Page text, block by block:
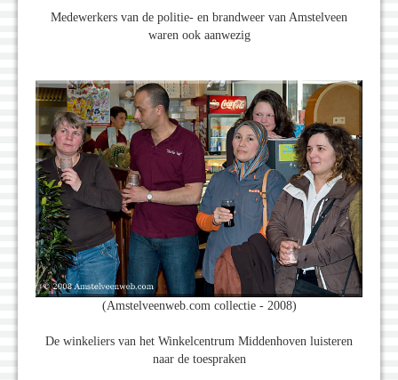
Medewerkers van de politie- en brandweer van Amstelveen
waren ook aanwezig
(Amstelveenweb.com collectie - 2008)
De winkeliers van het Winkelcentrum Middenhoven luisteren
naar de toespraken